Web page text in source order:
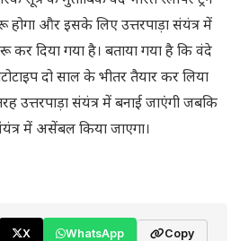
और इसके लिए उत्तरपाड़ा संयंत्र में
कर दिया गया है। बताया गया है कि वंदे
दो साल के भीतर तैयार कर लिया
उत्तरपाड़ा संयंत्र में बनाई जाएंगी जबकि
में असेंबल किया जाएगा।
X WhatsApp Copy